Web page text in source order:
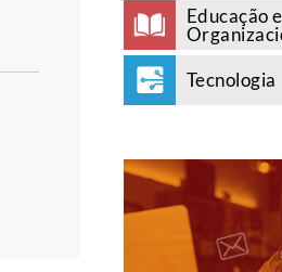
Educação
Tecnologia